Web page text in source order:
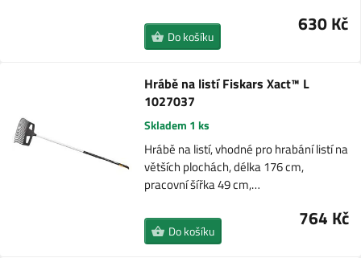
630 Kč
Do košíku
Hrábě na listí Fiskars Xact™ L
1027037
Skladem 1 ks
Hrábě na listí, vhodné pro hrabání listí na
větších plochách, délka 176 cm,
pracovní šířka 49 cm,…
764 Kč
Do košíku